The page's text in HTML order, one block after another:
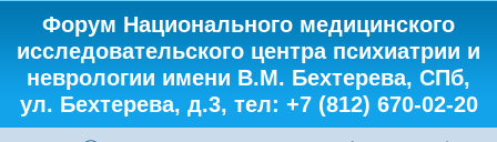
Форум Национального медицинского
исследовательского центра психиатрии и
неврологии имени В.М. Бехтерева, СПб,
ул. Бехтерева, д.3, тел: +7 (812) 670-02-20